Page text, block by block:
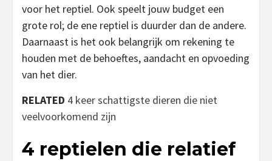
voor het reptiel. Ook speelt jouw budget een
grote rol; de ene reptiel is duurder dan de andere.
Daarnaast is het ook belangrijk om rekening te
houden met de behoeftes, aandacht en opvoeding
van het dier.
RELATED 4 keer schattigste dieren die niet
veelvoorkomend zijn
4 reptielen die relatief